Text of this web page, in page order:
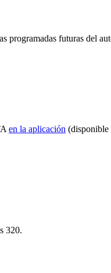
programadas futuras del
en la aplicación (disponible
320.